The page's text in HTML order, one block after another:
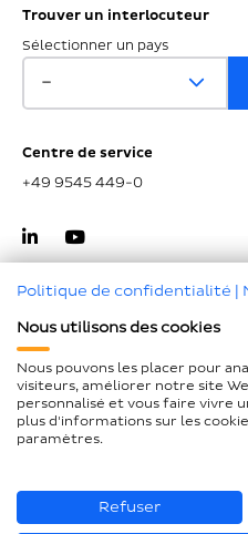
Trouver un interlocuteur
Sélectionner un pays
Centre de service
+49 9545 449-0
Haut de page
Mentions légales
Protection des données
Plan du site
Politique de confidentialité |
Nous utilisons des cookies
Nous pouvons les placer pour
visiteurs, améliorer notre site
personnalisé et vous faire vivre
plus d'informations sur les
paramètres.
Refuser